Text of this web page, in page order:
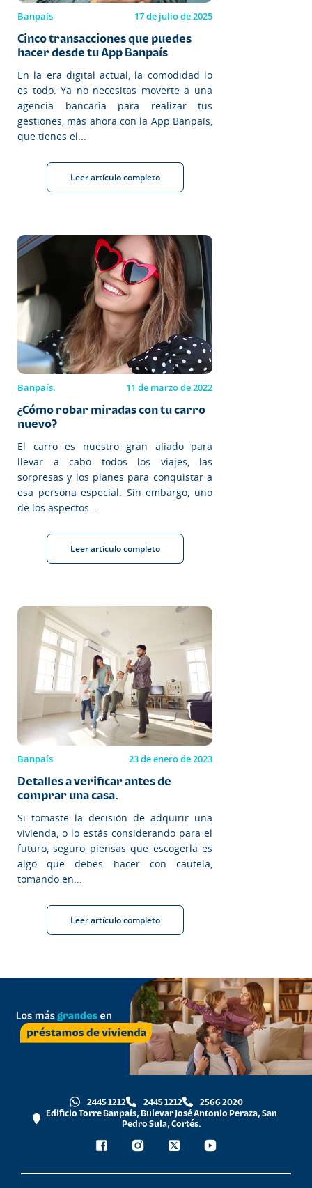
Banpaís 17 de julio de 2025
Cinco transacciones que puedes
hacer desde tu App Banpaís
En la era digital actual, la comodidad lo
es todo. Ya no necesitas moverte a una
agencia bancaria para realizar tus
gestiones, más ahora con la App Banpaís,
que tienes el...
Leer artículo completo
Banpaís. 11 de marzo de 2022
¿Cómo robar miradas con tu carro
nuevo?
El carro es nuestro gran aliado para
llevar a cabo todos los viajes, las
sorpresas y los planes para conquistar a
esa persona especial. Sin embargo, uno
de los aspectos...
Leer artículo completo
Banpaís 23 de enero de 2023
Detalles a verificar antes de
comprar una casa.
Si tomaste la decisión de adquirir una
vivienda, o lo estás considerando para el
futuro, seguro piensas que escogerla es
algo que debes hacer con cautela,
tomando en...
Leer artículo completo
2445 1212 2445 1212
2566 2020
Edificio Torre Banpaís, Bulevar José Antonio Peraza, San
Pedro Sula, Cortés.